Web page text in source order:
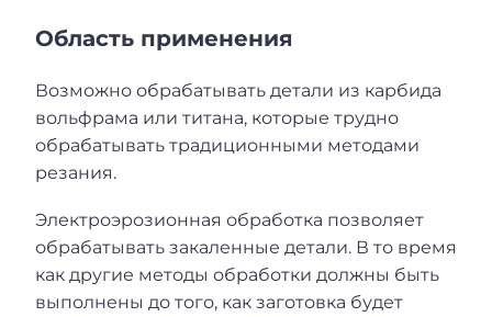
Область применения
Возможно обрабатывать детали из карбида
вольфрама или титана, которые трудно
обрабатывать традиционными методами
резания.
Электроэрозионная обработка позволяет
обрабатывать закаленные детали. В то время
как другие методы обработки должны быть
выполнены до того, как заготовка будет